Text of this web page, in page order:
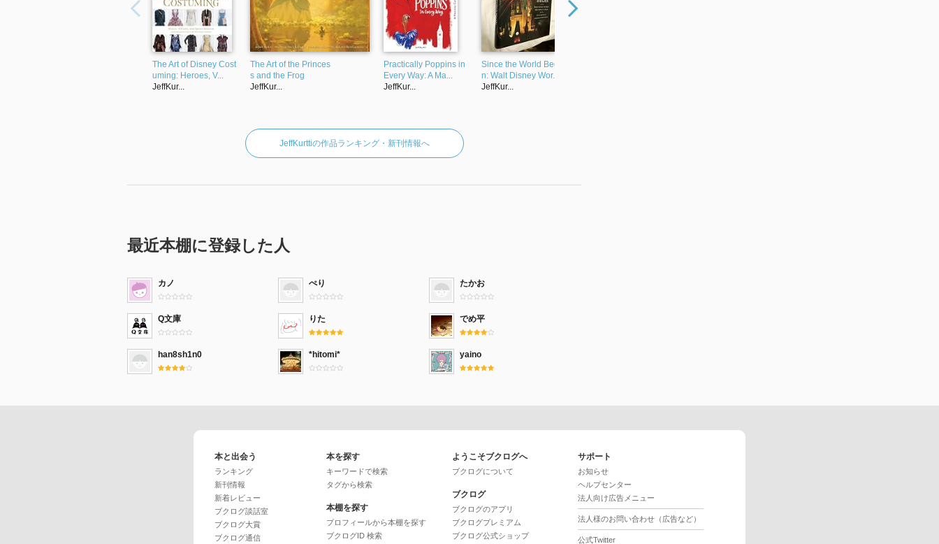
The Art of Disney Cost
uming: Heroes, V...
JeffKur...
The Art of the Princes
s and the Frog
JeffKur...
Practically Poppins in
Every Way: A Ma...
JeffKur...
Since the World Bega
n: Walt Disney Wor...
JeffKur...
JeffKurttiの作品ランキング・新刊情報へ
最近本棚に登録した人
カノ ぺり たかお
Q文庫 りた でめ平
han8sh1n0 *hitomi* yaino
本と出会う
ランキング
新刊情報
新着レビュー
ブクログ談話室
ブクログ大賞
ブクログ通信
本を探す
キーワードで検索
タグから検索
本棚を探す
プロフィールから本棚を探す
ブクログID 検索
ようこそブクログへ
ブクログについて
ブクログ
ブクログのアプリ
ブクログプレミアム
ブクログ公式ショップ
サポート
お知らせ
ヘルプセンター
法人向け広告メニュー
法人様のお問い合わせ（広告など）
公式Twitter